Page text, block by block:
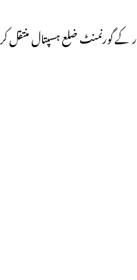
کے گورنمنٹ ضلع ہسپتال